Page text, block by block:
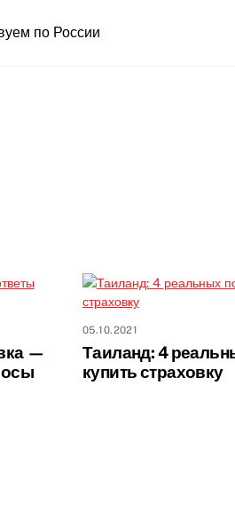
по России
—
05.10.2021
Таиланд: 4
купить страховку